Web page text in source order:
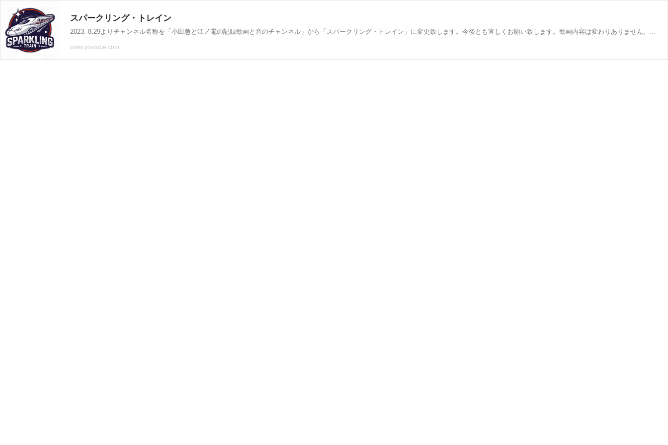
スパークリング・トレイン
2023.-8.29よりチャンネル名称を「小田急と江ノ電の記録動画と音のチャンネル」から「スパークリング・トレイン」に変更致します。今後とも宜しくお願い致します。動画内容は変わりありません。 過去から現在まで、小田急や江ノ電を中心とした動画や鉄道の音を記録しています。 東京に生まれ神奈川育ちで現在は静岡県西部に居ますのでＪＲ貨物やＪＲ東海、大手、中小私鉄なども順次取り上げます。 鉄道大好きのオジサン目線で様々なものをアップしていきたいと考えております。 古い動画や走行音は画質、音質が低いですがご勘弁ください。 チャンネル登録、高評価、コメントをお手数ですが宜しくお願い致します。 ※本チャンネ...
www.youtube.com